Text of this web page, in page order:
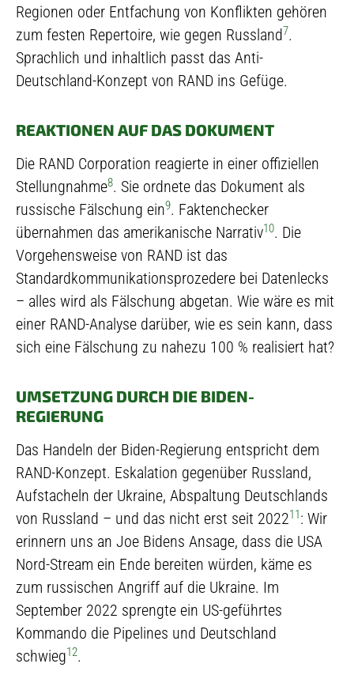
Regionen oder Entfachung von Konflikten gehören
zum festen Repertoire, wie gegen Russland7.
Sprachlich und inhaltlich passt das Anti-
Deutschland-Konzept von RAND ins Gefüge.
REAKTIONEN AUF DAS DOKUMENT
Die RAND Corporation reagierte in einer offiziellen
Stellungnahme8. Sie ordnete das Dokument als
russische Fälschung ein9. Faktenchecker
übernahmen das amerikanische Narrativ10. Die
Vorgehensweise von RAND ist das
Standardkommunikationsprozedere bei Datenlecks
– alles wird als Fälschung abgetan. Wie wäre es mit
einer RAND-Analyse darüber, wie es sein kann, dass
sich eine Fälschung zu nahezu 100 % realisiert hat?
UMSETZUNG DURCH DIE BIDEN-
REGIERUNG
Das Handeln der Biden-Regierung entspricht dem
RAND-Konzept. Eskalation gegenüber Russland,
Aufstacheln der Ukraine, Abspaltung Deutschlands
von Russland – und das nicht erst seit 202211: Wir
erinnern uns an Joe Bidens Ansage, dass die USA
Nord-Stream ein Ende bereiten würden, käme es
zum russischen Angriff auf die Ukraine. Im
September 2022 sprengte ein US-geführtes
Kommando die Pipelines und Deutschland
schwieg12.